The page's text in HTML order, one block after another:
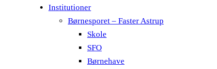
Institutioner
Børnesporet – Faster Astrup
Skole
SFO
Børnehave